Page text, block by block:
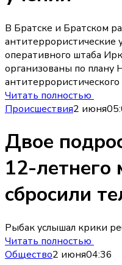
В Братске и Братском
антитеррористические
оперативного штаба
организованы по плану
Читать полностью
Происшествия2 июня
Двое
12-летнего
сбросили
Рыбак услышал крики
Читать полностью
Общество2 июня04:36